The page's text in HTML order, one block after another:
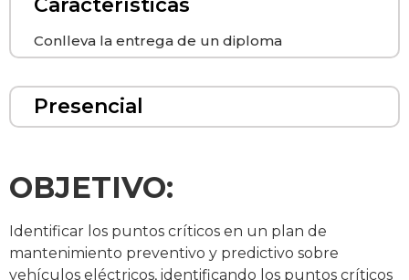
Características
Conlleva la entrega de un diploma
Presencial
OBJETIVO:
Identificar los puntos críticos en un plan de
mantenimiento preventivo y predictivo sobre
vehículos eléctricos, identificando los puntos críticos